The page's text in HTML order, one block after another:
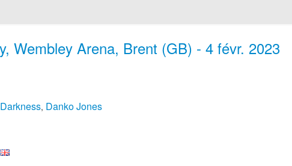
Wembley Arena, Brent (GB) - 4 févr. 2023
, Danko Jones